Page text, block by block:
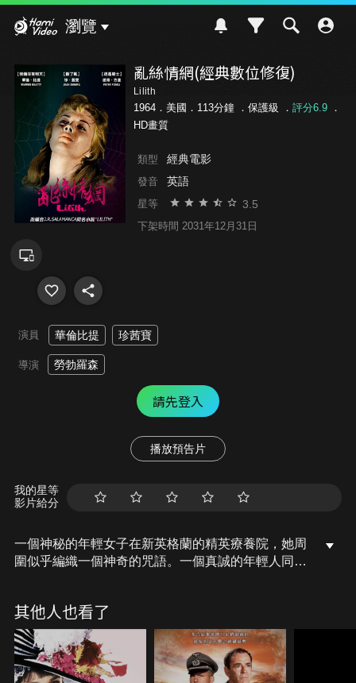
瀏覽
亂絲情網(經典數位修復)
Lilith
1964．美國．113分鐘 ． 保護級 ． 評分6.9．
HD畫質
類型 經典電影
發音 英語
星等 3.5
下架時間 2031年12月31日
演員 華倫比提 珍茜寶
導演 勞勃羅森
請先登入
播放預告片
我的星等
影片給分
一個神秘的年輕女子在新英格蘭的精英療養院，她周
圍似乎編織一個神奇的咒語。一個真誠的年輕人同樣
糊，導致了一個令人震驚、奇怪但合邏輯的結論。
其他人也看了